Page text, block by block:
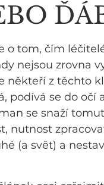
o tom, čím
nejsou zrovna
někteří z těchto
podívá se do očí
se snaží
nutnost
(a svět) a